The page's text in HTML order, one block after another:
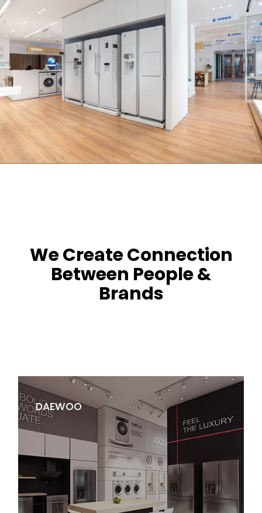
We Create Connection
Between People &
Brands
DAEWOO